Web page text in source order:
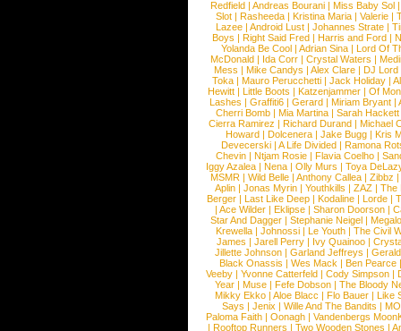
Redfield | Andreas Bourani | Miss Baby Sol
Slot | Rasheeda | Kristina Maria | Valerie |
Lazee | Android Lust | Johannes Strate |
Boys | Right Said Fred | Harris and Ford |
Yolanda Be Cool |Adrian Sina |Lord Of
McDonald | Ida Corr |Crystal Waters |
Mess | Mike Candys | Alex Clare | DJ Lord
Toka | Mauro Perucchetti | Jack Holiday |
Hewitt |Little Boots |Katzenjammer |Of
Lashes |Graffiti6 |Gerard |Miriam Bryant |
Cherri Bomb | Mia Martina | Sarah Hackett
Cierra Ramirez | Richard Durand | Michael
Howard |Dolcenera |Jake Bugg |Kris
Devecerski |A Life Divided |Ramona
Chevin |Ntjam Rosie |Flavia Coelho |
Iggy Azalea | Nena | Olly Murs | Toya
MSMR |Wild Belle |Anthony Callea |Zibbz
Aplin | Jonas Myrin | Youthkills | ZAZ | The
Berger |Last Like Deep |Kodaline |Lorde |
|Ace Wilder |Eklipse |Sharon Doorson |
Star And Dagger | Stephanie Neigel |
Krewella | Johnossi | Le Youth | The Civil
James | Jarell Perry | Ivy Quainoo |
Jillette Johnson | Garland Jeffreys |
Black Onassis | Wes Mack | Ben Pearce
Veeby | Yvonne Catterfeld | Cody Simpson |
Year |Muse |Fefe Dobson |The Bloody
Mikky Ekko | Aloe Blacc | Flo Bauer | Like
Says | Jenix | Wille And The Bandits | MO
Paloma Faith |Oonagh |Vandenbergs
|Rooftop Runners |Two Wooden Stones |